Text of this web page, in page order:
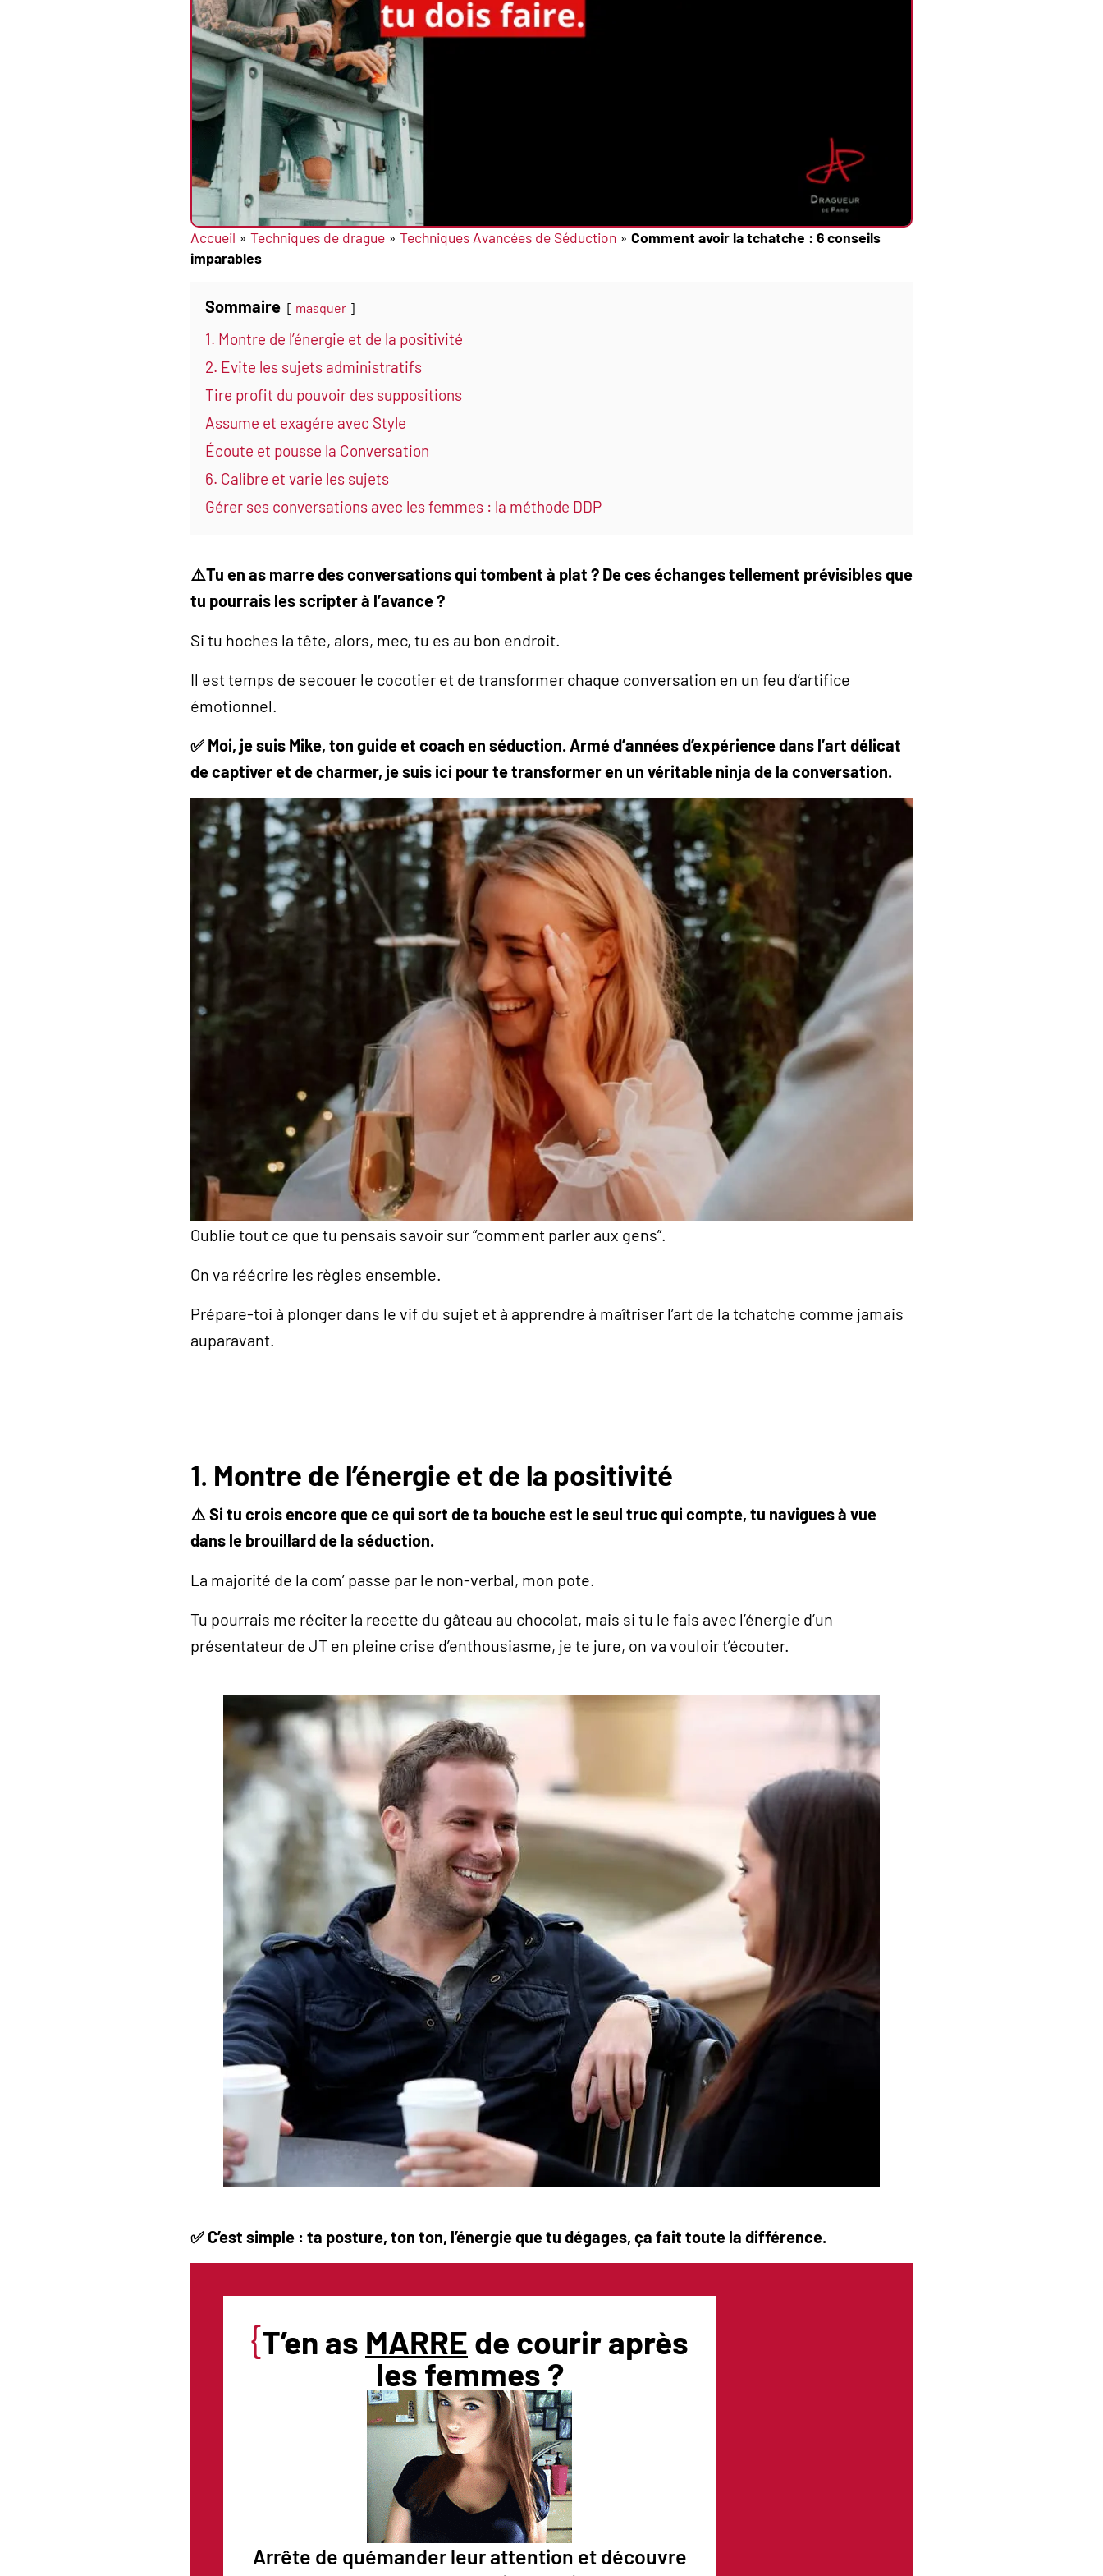
Accueil » Techniques de drague » Techniques Avancées de Séduction » Comment avoir la tchatche : 6 conseils
imparables
Sommaire masquer
1. Montre de l’énergie et de la positivité
2. Evite les sujets administratifs
Tire profit du pouvoir des suppositions
Assume et exagére avec Style
Écoute et pousse la Conversation
6. Calibre et varie les sujets
Gérer ses conversations avec les femmes : la méthode DDP
⚠️Tu en as marre des conversations qui tombent à plat ? De ces échanges tellement prévisibles que
tu pourrais les scripter à l’avance ?
Si tu hoches la tête, alors, mec, tu es au bon endroit.
Il est temps de secouer le cocotier et de transformer chaque conversation en un feu d’artifice
émotionnel.
✅ Moi, je suis Mike, ton guide et coach en séduction. Armé d’années d’expérience dans l’art délicat
de captiver et de charmer, je suis ici pour te transformer en un véritable ninja de la conversation.
Oublie tout ce que tu pensais savoir sur “comment parler aux gens”.
On va réécrire les règles ensemble.
Prépare-toi à plonger dans le vif du sujet et à apprendre à maîtriser l’art de la tchatche comme jamais
auparavant.
1. Montre de l’énergie et de la positivité
⚠️ Si tu crois encore que ce qui sort de ta bouche est le seul truc qui compte, tu navigues à vue
dans le brouillard de la séduction.
La majorité de la com’ passe par le non-verbal, mon pote.
Tu pourrais me réciter la recette du gâteau au chocolat, mais si tu le fais avec l’énergie d’un
présentateur de JT en pleine crise d’enthousiasme, je te jure, on va vouloir t’écouter.
✅ C’est simple : ta posture, ton ton, l’énergie que tu dégages, ça fait toute la différence.
{T’en as MARRE de courir après
les femmes ?
Arrête de quémander leur attention et découvre